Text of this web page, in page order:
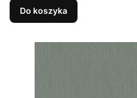
Do koszyka